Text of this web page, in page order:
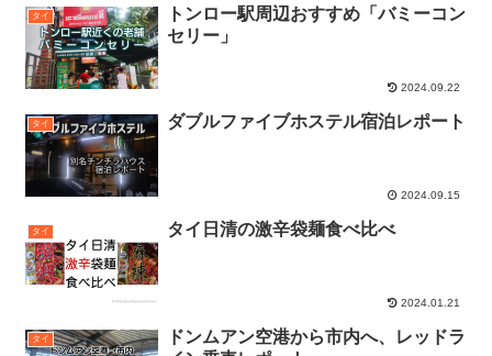
タイ
トンロー駅周辺おすすめ「バミーコン
セリー」
2024.09.22
タイ ダブルファイブホステル宿泊レポート
2024.09.15
タイ タイ日清の激辛袋麺食べ比べ
2024.01.21
タイ
ドンムアン空港から市内へ、レッドラ